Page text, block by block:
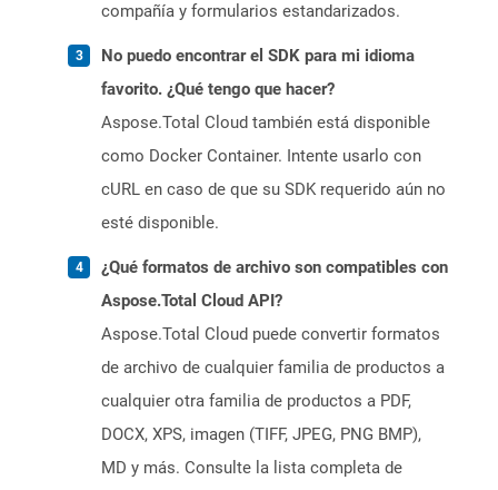
compañía y formularios estandarizados.
No puedo encontrar el SDK para mi idioma
favorito. ¿Qué tengo que hacer?
Aspose.Total Cloud también está disponible
como Docker Container. Intente usarlo con
cURL en caso de que su SDK requerido aún no
esté disponible.
¿Qué formatos de archivo son compatibles con
Aspose.Total Cloud API?
Aspose.Total Cloud puede convertir formatos
de archivo de cualquier familia de productos a
cualquier otra familia de productos a PDF,
DOCX, XPS, imagen (TIFF, JPEG, PNG BMP),
MD y más. Consulte la lista completa de